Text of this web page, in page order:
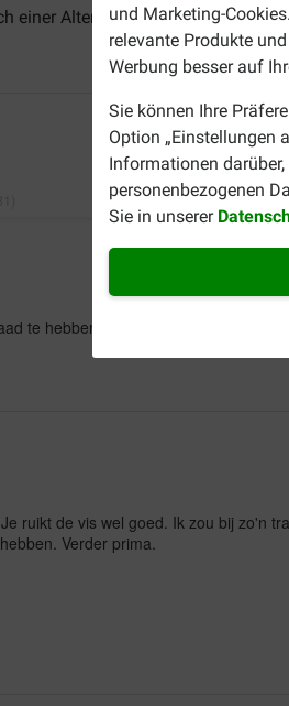
und Marketing-
relevante Produkte
Werbung besser auf
Sie können Ihre
Option „Einstellungen
Informationen
personenbezogenen
Sie in unserer
einer Alternative zu Renske
te hebben!
ruikt de vis wel goed. Ik zou bij zo'n
Verder prima.